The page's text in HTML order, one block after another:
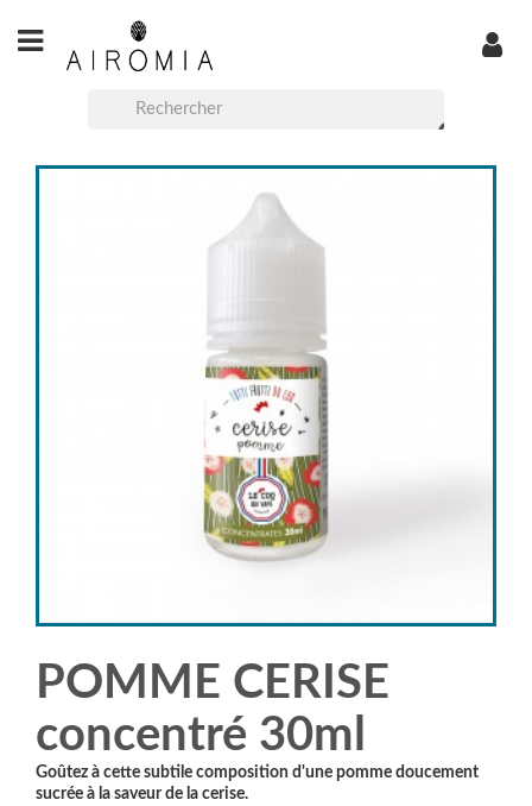
POMME CERISE
concentré 30ml
Goûtez à cette subtile composition d'une pomme doucement
sucrée à la saveur de la cerise.